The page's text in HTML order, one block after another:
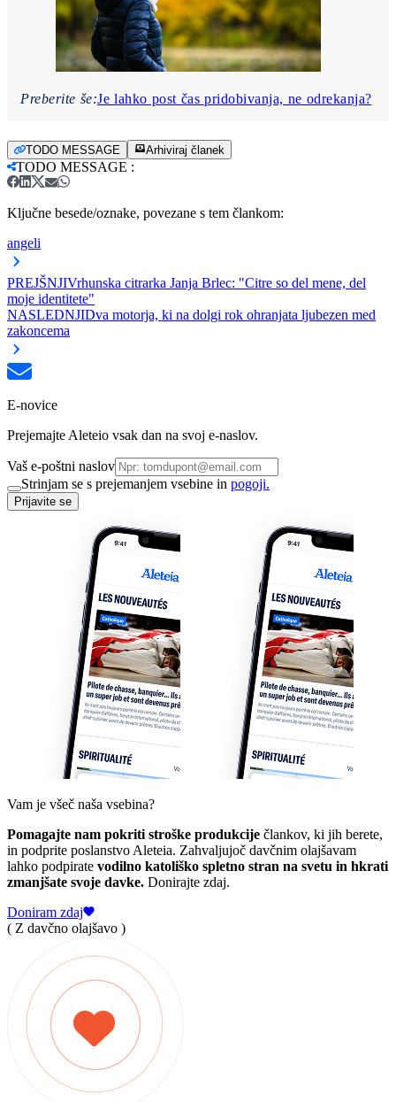
Preberite še:Je lahko post čas pridobivanja, ne odrekanja?
TODO MESSAGE Arhiviraj članek
TODO MESSAGE :
Ključne besede/oznake, povezane s tem člankom:
angeli
PREJŠNJIVrhunska citrarka Janja Brlec: "Citre so del mene, del
moje identitete"
NASLEDNJIDva motorja, ki na dolgi rok ohranjata ljubezen med
zakoncema
E-novice
Prejemajte Aleteio vsak dan na svoj e-naslov.
Vaš e-poštni naslov
Strinjam se s prejemanjem vsebine in pogoji.
Prijavite se
Vam je všeč naša vsebina?
Pomagajte nam pokriti stroške produkcije člankov, ki jih berete,
in podprite poslanstvo Aleteia. Zahvaljujoč davčnim olajšavam
lahko podpirate vodilno katoliško spletno stran na svetu in hkrati
zmanjšate svoje davke. Donirajte zdaj.
Doniram zdaj
( Z davčno olajšavo )